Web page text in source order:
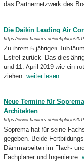
das Partnernetzwerk des
Die Daikin Leading Air
https://www.baulinks.de/webplugin/
Zu ihrem 5-jährigen
Estrel zurück. Das
und 11. April 2019 wie ein
ziehen. weiter lesen
Neue Termine für
Architekten
https://www.baulinks.de/webplugin/
Soprema hat für seine
gegeben. Beide
Dämmarbeiten im Flach-
Fachplaner und Ingenieure.